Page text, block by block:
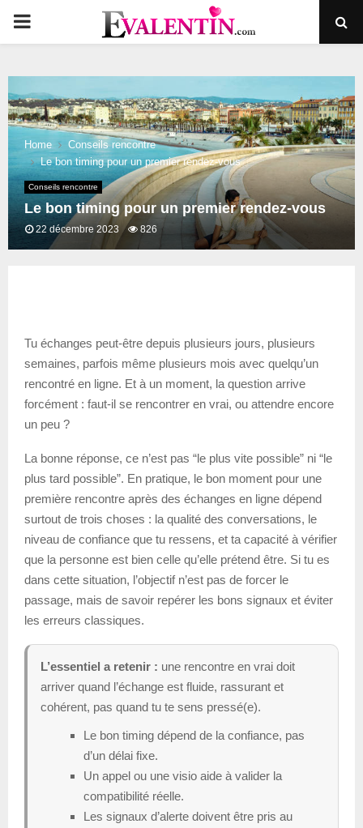
PRIMARY
Home
Conseils rencontre
Le bon timing pour un premier rendez-vous
Conseils rencontre
Le bon timing pour un premier rendez-vous
22 décembre 2023 826
Tu échanges peut-être depuis plusieurs jours, plusieurs
semaines, parfois même plusieurs mois avec quelqu’un
rencontré en ligne. Et à un moment, la question arrive
forcément : faut-il se rencontrer en vrai, ou attendre encore
un peu ?
La bonne réponse, ce n’est pas “le plus vite possible” ni “le
plus tard possible”. En pratique, le bon moment pour une
première rencontre après des échanges en ligne dépend
surtout de trois choses : la qualité des conversations, le
niveau de confiance que tu ressens, et ta capacité à vérifier
que la personne est bien celle qu’elle prétend être. Si tu es
dans cette situation, l’objectif n’est pas de forcer le
passage, mais de savoir repérer les bons signaux et éviter
les erreurs classiques.
L’essentiel a retenir : une rencontre en vrai doit
arriver quand l’échange est fluide, rassurant et
cohérent, pas quand tu te sens pressé(e).
Le bon timing dépend de la confiance, pas
d’un délai fixe.
Un appel ou une visio aide à valider la
compatibilité réelle.
Les signaux d’alerte doivent être pris au